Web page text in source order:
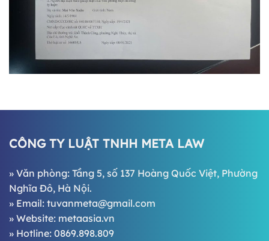
CÔNG TY LUẬT TNHH META LAW
» Văn phòng: Tầng 5, số 137 Hoàng Quốc Việt, Phường
Nghĩa Đô, Hà Nội.
» Email: tuvanmeta@gmail.com
» Website: metaasia.vn
» Hotline: 0869.898.809